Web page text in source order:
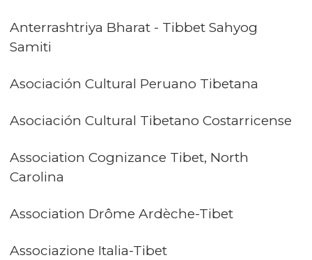
Anterrashtriya Bharat - Tibbet Sahyog
Samiti
Asociación Cultural Peruano Tibetana
Asociación Cultural Tibetano Costarricense
Association Cognizance Tibet, North
Carolina
Association Drôme Ardèche-Tibet
Associazione Italia-Tibet